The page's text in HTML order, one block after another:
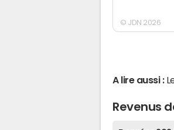
© JDN 2026
A lire aussi :
Revenus